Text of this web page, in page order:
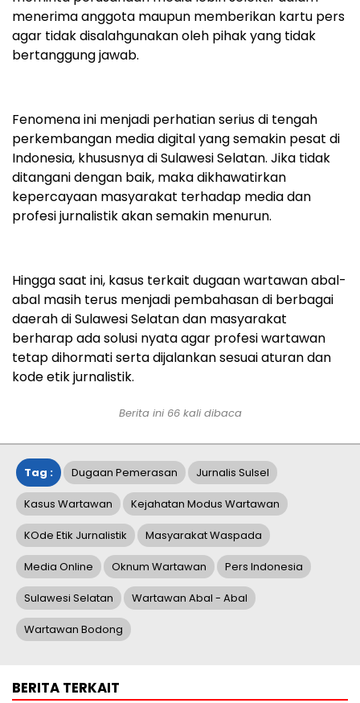
menerima anggota maupun memberikan kartu pers
agar tidak disalahgunakan oleh pihak yang tidak
bertanggung jawab.
Fenomena ini menjadi perhatian serius di tengah
perkembangan media digital yang semakin pesat di
Indonesia, khususnya di Sulawesi Selatan. Jika tidak
ditangani dengan baik, maka dikhawatirkan
kepercayaan masyarakat terhadap media dan
profesi jurnalistik akan semakin menurun.
Hingga saat ini, kasus terkait dugaan wartawan abal-
abal masih terus menjadi pembahasan di berbagai
daerah di Sulawesi Selatan dan masyarakat
berharap ada solusi nyata agar profesi wartawan
tetap dihormati serta dijalankan sesuai aturan dan
kode etik jurnalistik.
Berita ini 66kali dibaca
Tag : Dugaan Pemerasan Jurnalis Sulsel
Kasus Wartawan Kejahatan Modus Wartawan
KOde Etik Jurnalistik Masyarakat Waspada
Media Online Oknum Wartawan Pers Indonesia
Sulawesi Selatan Wartawan Abal - Abal
Wartawan Bodong
BERITA TERKAIT